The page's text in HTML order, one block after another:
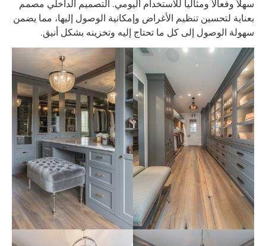
سهلاً وفعالاً ومثالياً للاستخدام اليومي. التصميم الداخلي مصمم
بعناية لتحسين تنظيم الأغراض وإمكانية الوصول إليها، مما يضمن
سهولة الوصول إلى كل ما تحتاج إليه وتخزينه بشكل أنيق.